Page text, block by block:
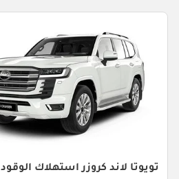
تويوتا لاند كروزر استهلاك الوقود